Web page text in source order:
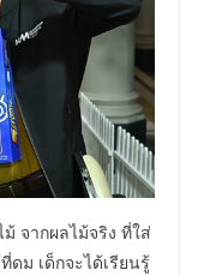
จากผลไม้จริง ที่ใส่
ดม เด็กจะได้เรียนรู้